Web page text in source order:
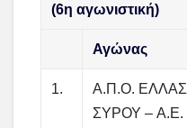
(6η αγωνιστική)
Αγώνας
1.
Α.Π.Ο. ΕΛΛΑΣ
ΣΥΡΟΥ – A.E.